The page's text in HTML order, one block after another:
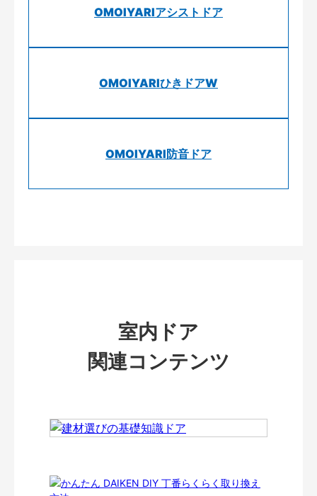
OMOIYARIアシストドア
OMOIYARIひきドアW
OMOIYARI防音ドア
室内ドア
関連コンテンツ